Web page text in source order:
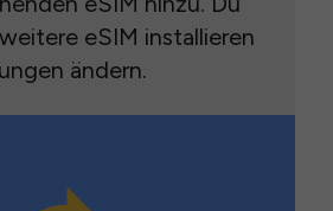
eSIM installieren
ändern.